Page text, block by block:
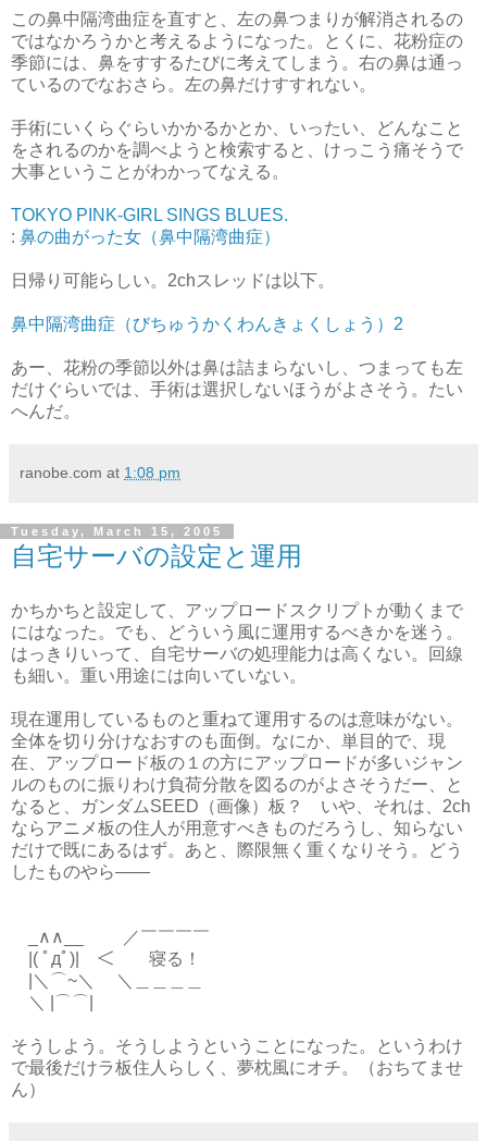
この鼻中隔湾曲症を直すと、左の鼻つまりが解消されるの
ではなかろうかと考えるようになった。とくに、花粉症の
季節には、鼻をすするたびに考えてしまう。右の鼻は通っ
ているのでなおさら。左の鼻だけすすれない。
手術にいくらぐらいかかるかとか、いったい、どんなこと
をされるのかを調べようと検索すると、けっこう痛そうで
大事ということがわかってなえる。
TOKYO PINK-GIRL SINGS BLUES.
: 鼻の曲がった女（鼻中隔湾曲症）
日帰り可能らしい。2chスレッドは以下。
鼻中隔湾曲症（びちゅうかくわんきょくしょう）2
あー、花粉の季節以外は鼻は詰まらないし、つまっても左
だけぐらいでは、手術は選択しないほうがよさそう。たい
へんだ。
ranobe.com at 1:08 pm
Tuesday, March 15, 2005
自宅サーバの設定と運用
かちかちと設定して、アップロードスクリプトが動くまで
にはなった。でも、どういう風に運用するべきかを迷う。
はっきりいって、自宅サーバの処理能力は高くない。回線
も細い。重い用途には向いていない。
現在運用しているものと重ねて運用するのは意味がない。
全体を切り分けなおすのも面倒。なにか、単目的で、現
在、アップロード板の１の方にアップロードが多いジャン
ルのものに振りわけ負荷分散を図るのがよさそうだー、と
なると、ガンダムSEED（画像）板？ いや、それは、2ch
ならアニメ板の住人が用意すべきものだろうし、知らない
だけで既にあるはず。あと、際限無く重くなりそう。どう
したものやら――
_∧∧__ ／￣￣￣￣
|( ﾟдﾟ)| ＜ 寝る！
|＼⌒~＼ ＼＿＿＿＿
＼ |⌒⌒|
そうしよう。そうしようということになった。というわけ
で最後だけラ板住人らしく、夢枕風にオチ。（おちてませ
ん）